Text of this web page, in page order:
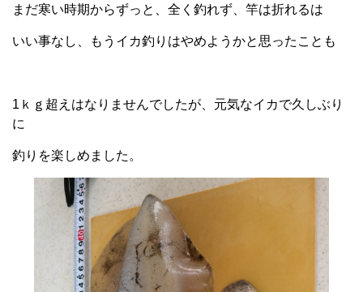
まだ寒い時期からずっと、全く釣れず、竿は折れるは
いい事なし、もうイカ釣りはやめようかと思ったことも
1ｋｇ超えはなりませんでしたが、元気なイカで久しぶり
に
釣りを楽しめました。